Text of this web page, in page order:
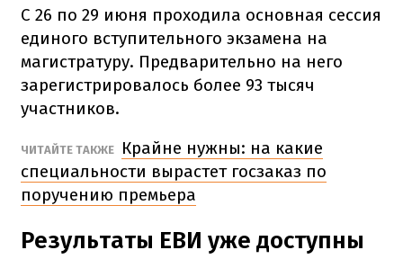
С 26 по 29 июня проходила основная сессия
единого вступительного экзамена на
магистратуру. Предварительно на него
зарегистрировалось более 93 тысяч
участников.
ЧИТАЙТЕ ТАКЖЕ
Крайне нужны: на какие
специальности вырастет госзаказ по
поручению премьера
Результаты ЕВИ уже доступны